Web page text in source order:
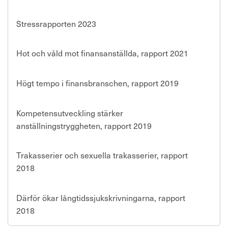
Stressrapporten 2023
Hot och våld mot finansanställda, rapport 2021
Högt tempo i finansbranschen, rapport 2019
Kompetensutveckling stärker
anställningstryggheten, rapport 2019
Trakasserier och sexuella trakasserier, rapport
2018
Därför ökar långtidssjukskrivningarna, rapport
2018